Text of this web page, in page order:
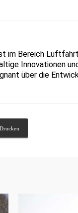
im Bereich
Innovationen
über die
Drucken